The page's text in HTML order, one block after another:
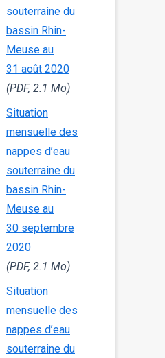
souterraine du
bassin Rhin-
Meuse au
31 août 2020
(PDF, 2.1 Mo)
Situation
mensuelle des
nappes d’eau
souterraine du
bassin Rhin-
Meuse au
30 septembre
2020
(PDF, 2.1 Mo)
Situation
mensuelle des
nappes d’eau
souterraine du